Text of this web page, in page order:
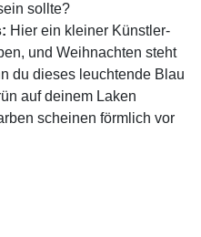
sollte?
Hier ein kleiner Künstler-
und Weihnachten steht
du dieses leuchtende Blau
auf deinem Laken
scheinen förmlich vor